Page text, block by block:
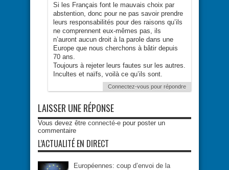
Si les Français font le mauvais choix par
abstention, donc pour​ ne pas savoir prendre
leurs responsabilités pour des raisons qu’ils
ne comprennent eux-mêmes pas, ils
n’auront aucun droit à la parole dans une
Europe que nous cherchons à bâtir depuis
70 ans.
Toujours à rejeter leurs fautes sur les autres.
Incultes et naïfs, voilà ce qu’ils sont.
Connectez-vous pour répondre
LAISSER UNE RÉPONSE
Vous devez être connecté-e pour poster un
commentaire
L’ACTUALITÉ EN DIRECT
Européennes: coup d’envoi de la